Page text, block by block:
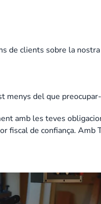
de clients sobre la
menys del que
amb les teves
fiscal de confiança. Amb